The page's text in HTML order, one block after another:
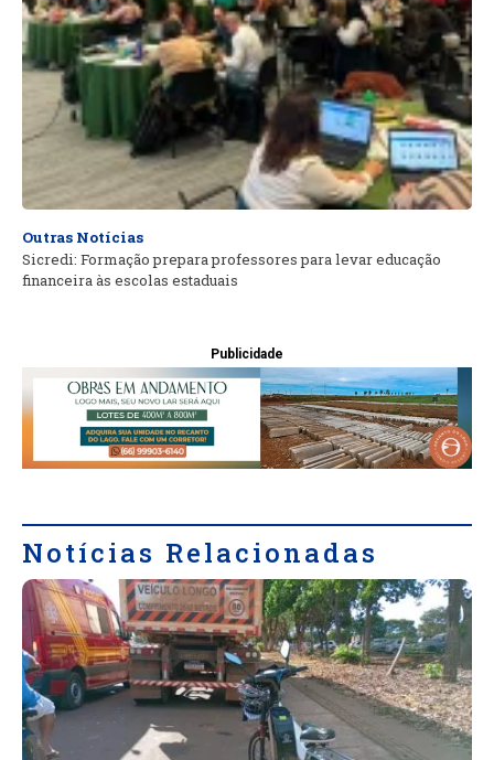
Outras Notícias
Sicredi: Formação prepara professores para levar educação
financeira às escolas estaduais
Publicidade
Notícias Relacionadas